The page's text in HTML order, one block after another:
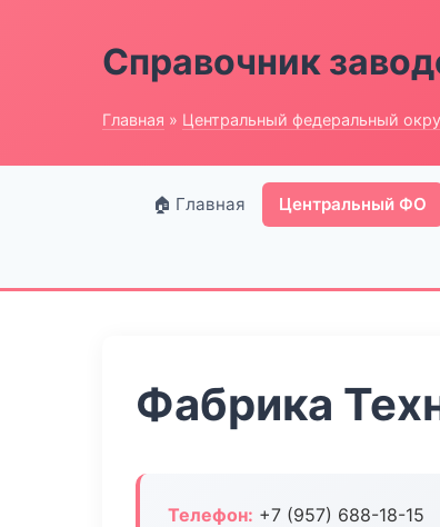
Справочник
Главная » Центральный федеральный
🏠 Главная Центральный ФО
Фабрика
Телефон: +7 (957) 688-18-15